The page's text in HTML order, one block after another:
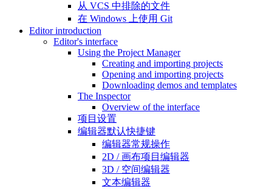
从 VCS 中排除的文件
在 Windows 上使用 Git
Editor introduction
Editor's interface
Using the Project Manager
Creating and importing projects
Opening and importing projects
Downloading demos and templates
The Inspector
Overview of the interface
项目设置
编辑器默认快捷键
编辑器常规操作
2D / 画布项目编辑器
3D / 空间编辑器
文本编辑器